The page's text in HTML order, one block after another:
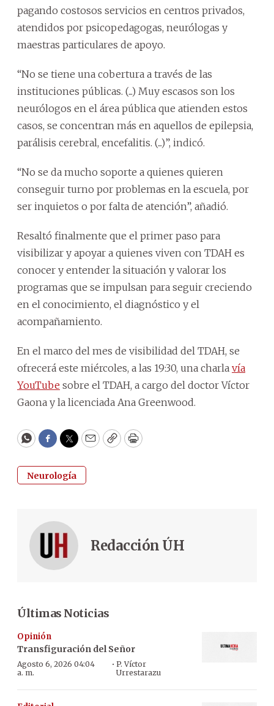
pagando costosos servicios en centros privados,
atendidos por psicopedagogas, neurólogas y
maestras particulares de apoyo.
“No se tiene una cobertura a través de las
instituciones públicas. (...) Muy escasos son los
neurólogos en el área pública que atienden estos
casos, se concentran más en aquellos de epilepsia,
parálisis cerebral, encefalitis. (...)”, indicó.
“No se da mucho soporte a quienes quieren
conseguir turno por problemas en la escuela, por
ser inquietos o por falta de atención”, añadió.
Resaltó finalmente que el primer paso para
visibilizar y apoyar a quienes viven con TDAH es
conocer y entender la situación y valorar los
programas que se impulsan para seguir creciendo
en el conocimiento, el diagnóstico y el
acompañamiento.
En el marco del mes de visibilidad del TDAH, se
ofrecerá este miércoles, a las 19:30, una charla vía
YouTube sobre el TDAH, a cargo del doctor Víctor
Gaona y la licenciada Ana Greenwood.
WhatsApp
Facebook
Twitter
EmailCopyPrint
Neurología
Redacción ÚH
Últimas Noticias
Opinión
Transfiguración del Señor
Agosto 6, 2026 04:04
a. m.
· P. Víctor
Urrestarazu